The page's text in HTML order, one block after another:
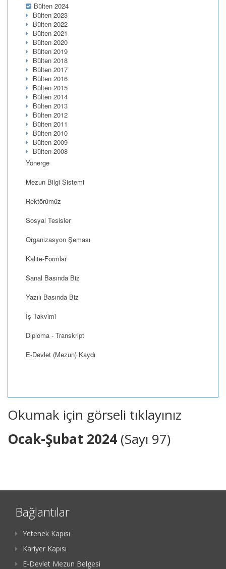
Bülten 2024
Bülten 2023
Bülten 2022
Bülten 2021
Bülten 2020
Bülten 2019
Bülten 2018
Bülten 2017
Bülten 2016
Bülten 2015
Bülten 2014
Bülten 2013
Bülten 2012
Bülten 2011
Bülten 2010
Bülten 2009
Bülten 2008
Yönerge
Mezun Bilgi Sistemi
Rektörümüz
Sosyal Tesisler
Organizasyon Şeması
Kalite-Formlar
Sanal Basında Biz
Yazılı Basında Biz
İş Takvimi
Diploma - Transkript
E-Devlet (Mezun) Kaydı
Okumak için görseli tıklayınız
Ocak-Şubat 2024 (Sayı 97)
Bağlantılar
Yetenek Kapısı
Kariyer Kapısı
E-Devlet Mezun Belgesi